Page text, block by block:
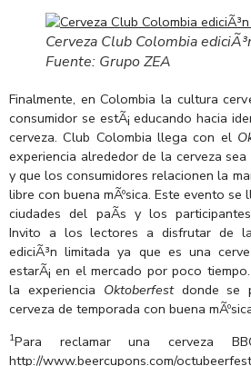
Cerveza Club Colombia
Fuente: Grupo ZEA
Finalmente, en Colombia la cultura
consumidor se estÃ¡ educando hacia
cerveza. Club Colombia llega con el
experiencia alrededor de la cerveza sea
y que los consumidores relacionen la
libre con buena mÃºsica. Este evento
ciudades del paÃ­s y los
Invito a los lectores a disfrutar de
ediciÃ³n limitada ya que es una
estarÃ¡ en el mercado por poco
la experiencia Oktoberfest donde se
cerveza de temporada con buena
1Para reclamar una cerveza
http://www.beercupons.com/